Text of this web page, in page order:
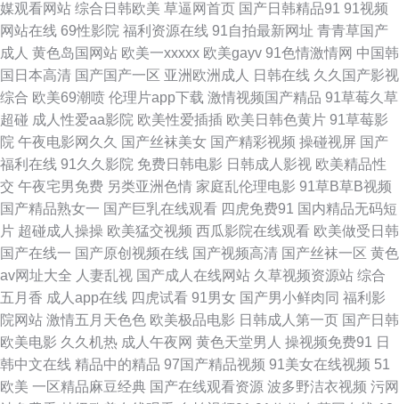
交免费在线观看 欧美东方色图 影音先锋av资源色图 91在线视频最新地址 黄
污污在线观看 日韩欧美网站A片 91香蕉碰 人人妻人人色 91非常黄男女爆躁
N 肏屄视屏 欧美成人 亚洲日韩欧美变态 97人人视频 久久av潮吹av 视频区欧
美 91福利淫导航 wwwav福利 蜜桃成人无码精品 亚洲熟妇爱ab 97视频在线
看看 后入黑丝在线播放 新日韩新片网 91视频国在 国产美女在线福利 日本男
人天堂网 91黄色视频播放 丁香五月激情图片 欧美日韩福利资源网 有码se
wwwsese视频 老女人丝袜诱惑 五月婷婷新视觉 91另类精品日韩欧美 国产精
品久久高超 色人閣俺也去 91国产原创大香蕉 超碰91第一页 人妻精品久久在
线 91tv网在线观看 av免费在线观看久 蜜桃成人一区 69福利社首页 www91
媒观看网站 综合日韩欧美 草逼网首页 国产日韩精品91 91视频
网站在线 69性影院 福利资源在线 91自拍最新网址 青青草国产
成人 黄色岛国网站 欧美一xxxxx 欧美gayv 91色情激情网 中国韩
国日本高清 国产国产一区 亚洲欧洲成人 日韩在线 久久国产影视
综合 欧美69潮喷 伦理片app下载 激情视频国产精品 91草莓久草
超碰 成人性爱aa影院 欧美性爱插插 欧美日韩色黄片 91草莓影
院 午夜电影网久久 国产丝袜美女 国产精彩视频 操碰视屏 国产
福利在线 91久久影院 免费日韩电影 日韩成人影视 欧美精品性
交 午夜宅男免费 另类亚洲色情 家庭乱伦理电影 91草B草B视频
国产精品熟女一 国产巨乳在线观看 四虎免费91 国内精品无码短
片 超碰成人操操 欧美猛交视频 西瓜影院在线观看 欧美做受日韩
国产在线一 国产原创视频在线 国产视频高清 国产丝袜一区 黄色
av网址大全 人妻乱视 国产成人在线网站 久草视频资源站 综合
五月香 成人app在线 四虎试看 91男女 国产男小鲜肉同 福利影
院网站 激情五月天色色 欧美极品电影 日韩成人第一页 国产日韩
欧美电影 久久机热 成人午夜网 黄色天堂男人 操视频免费91 日
韩中文在线 精品中的精品 97国产精品视频 91美女在线视频 51
欧美 一区精品麻豆经典 国产在线观看资源 波多野洁衣视频 污网